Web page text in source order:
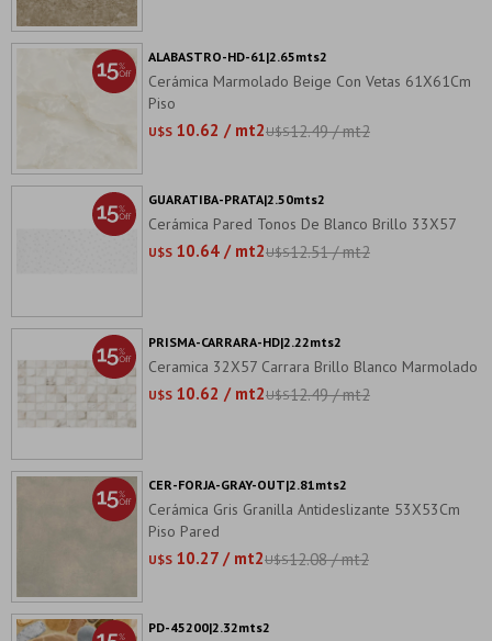
Cerámica Marmolado Beige Con Vetas 61X61Cm
Piso
U$S 10.62 / mt2U$S12.49 / mt2
ALABASTRO-HD-61|2.65mts2
Cerámica Pared Tonos De Blanco Brillo 33X57
U$S 10.64 / mt2U$S12.51 / mt2
GUARATIBA-PRATA|2.50mts2
Ceramica 32X57 Carrara Brillo Blanco Marmolado
U$S 10.62 / mt2U$S12.49 / mt2
PRISMA-CARRARA-HD|2.22mts2
Cerámica Gris Granilla Antideslizante 53X53Cm
Piso Pared
U$S 10.27 / mt2U$S12.08 / mt2
CER-FORJA-GRAY-OUT|2.81mts2
PD-45200|2.32mts2